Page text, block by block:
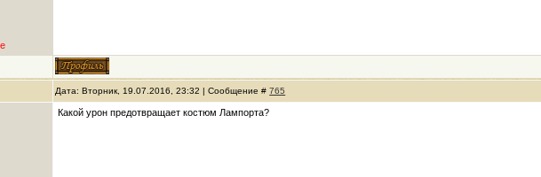
Дата: Вторник, 19.07.2016, 23:32 | Сообщение #765
Какой урон предотвращает костюм Лампорта?